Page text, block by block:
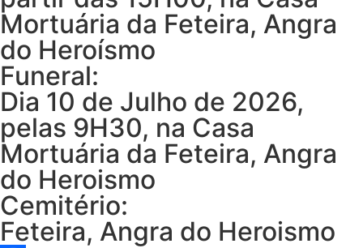
Mortuária da Feteira, Angra
do Heroísmo
Funeral:
Dia 10 de Julho de 2026,
pelas 9H30, na Casa
Mortuária da Feteira, Angra
do Heroismo
Cemitério:
Feteira, Angra do Heroismo